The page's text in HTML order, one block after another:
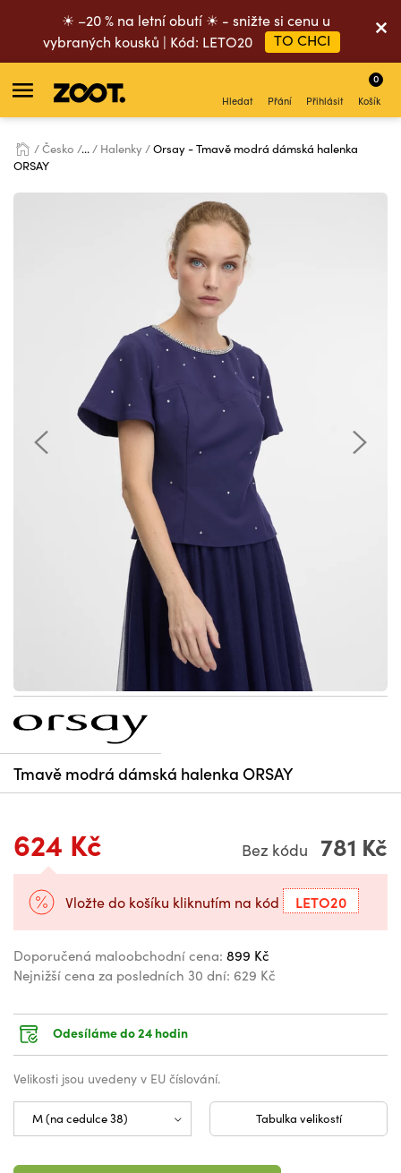
☀ –20 % na letní obutí ☀ - snižte si cenu u
vybraných kousků | Kód: LETO20
TO CHCI
Hledat Přání Přihlásit Košík
0
Česko ... Halenky
Orsay - Tmavě modrá dámská halenka
ORSAY
Tmavě modrá dámská halenka ORSAY
624 Kč Bez kódu 781 Kč
Vložte do košíku kliknutím na kód LETO20
Doporučená maloobchodní cena: 899 Kč
Nejnižší cena za posledních 30 dní: 629 Kč
Odesíláme do 24 hodin
Velikosti jsou uvedeny v EU číslování.
Tabulka velikostí